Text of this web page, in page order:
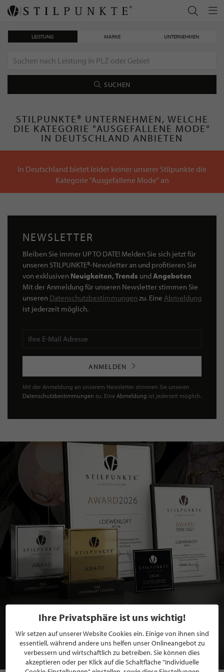
LEISTUNG MARKE UNTERNEHMEN
SUCHEN
STILPUNKTE® UNTERNEHMEN, WELCHE
DIE KATEGORIE "AUSGEFALLENE MODE"
IN DEUTSCHLAND ANBIETEN
In Deutschland bietet leider keiner unserer Stilpunkte die
Kategorie "Ausgefallene Mode" an
NEWSLETTER
Bleiben Sie immer UP TO DATE! Melden Sie sich jetzt für
unseren STILPUNKTE®-Newsletter an und profitieren Sie
von exklusiven Neuigkeiten, Trends undAngeboten
Mit der Anmeldung für unseren Newsletter stimmen Sie
unseren Datenschutzbestimmungen zu. Eine Abmeldung
ist jederzeit möglich.
ANMELDEN
Mit der Anmeldung an unserem Newsletter stimmen Sie unseren
Datenschutzbestimmungen zu. Eine Abmeldung ist jederzeit möglich.
BEWERBEN SIE SICH FÜR EINE GRATIS
MITGLIEDSCHAFT BEI STILPUNKTE®
JETZT GRATIS BEWERBEN
Ihre Privatsphäre ist uns wichtig!
Wir setzen auf unserer Website Cookies ein. Einige von ihnen sind
essentiell, während andere uns helfen unser Onlineangebot zu
verbessern und wirtschaftlich zu betreiben. Sie können dies
akzeptieren oder per Klick auf die Schaltfläche "Individuelle